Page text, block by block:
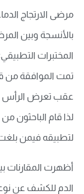
مرضى الارتجاج
بالأنسجة وبين
المختبرات
تمت الموافقة من
عقب تعرض الرأس
لذا قام الباحثون
لتطبيقه فيمن بلغت أعمارهم
أظهرت المقارنات
الدم للكشف عن